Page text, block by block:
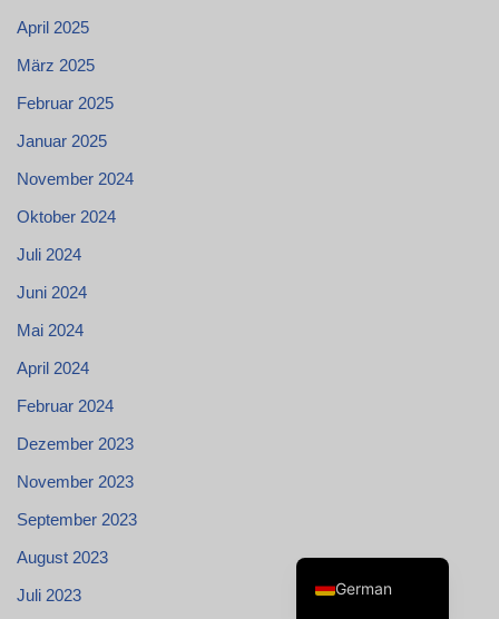
April 2025
März 2025
Februar 2025
Januar 2025
November 2024
Oktober 2024
Juli 2024
Juni 2024
Mai 2024
April 2024
Februar 2024
Dezember 2023
November 2023
September 2023
August 2023
Juli 2023
German